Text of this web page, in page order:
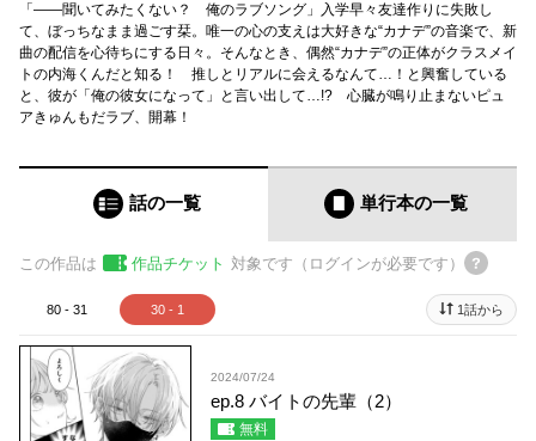
「――聞いてみたくない？ 俺のラブソング」入学早々友達作りに失敗し
て、ぼっちなまま過ごす栞。唯一の心の支えは大好きな“カナデ”の音楽で、新
曲の配信を心待ちにする日々。そんなとき、偶然“カナデ”の正体がクラスメイ
トの内海くんだと知る！ 推しとリアルに会えるなんて…！と興奮している
と、彼が「俺の彼女になって」と言い出して…!? 心臓が鳴り止まないピュ
アきゅんもだラブ、開幕！
話の一覧 単行本の一覧
この作品は 作品チケット 対象です（ログインが必要です）
80 - 31 30 - 1 1話から
2024/07/24
ep.8 バイトの先輩（2）
無料